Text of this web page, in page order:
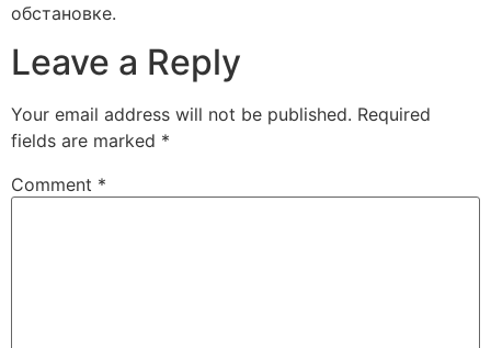
обстановке.
Leave a Reply
Your email address will not be published. Required
fields are marked *
Comment *